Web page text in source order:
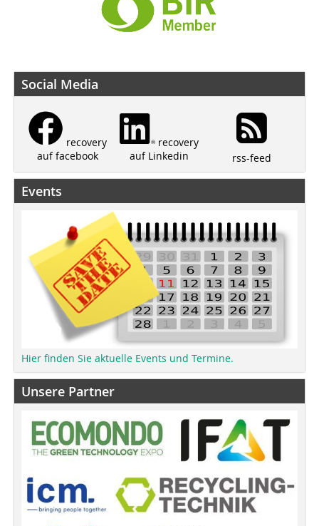
Social Media
recovery
auf facebook
recovery
auf Linkedin
rss-feed
Events
Hier finden Sie aktuelle Events und Termine.
Unsere Partner